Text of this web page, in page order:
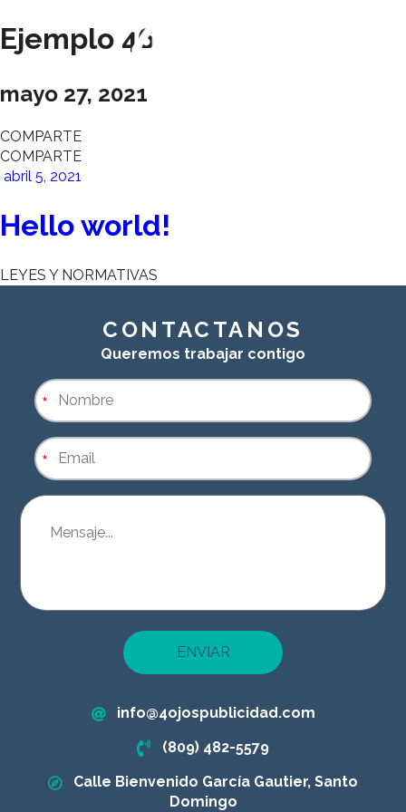
Ejemplo 46
mayo 27, 2021
COMPARTE
COMPARTE
abril 5, 2021
Hello world!
LEYES Y NORMATIVAS
CONTACTANOS
Queremos trabajar contigo
*
*
ENVIAR
info@4ojospublicidad.com
(809) 482-5579
Calle Bienvenido García Gautier, Santo
Domingo